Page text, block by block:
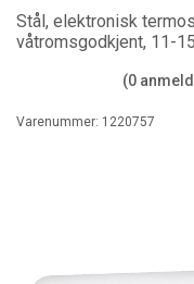
Stål, elektronisk
våtromsgodkjent, 11-
(0
Varenummer: 1220757